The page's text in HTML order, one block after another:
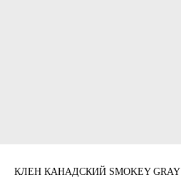
КЛЕН КАНАДСКИЙ SMOKEY GRAY